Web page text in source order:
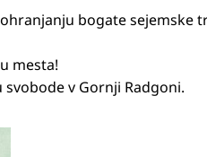
bogate sejemske
mesta!
v Gornji Radgoni.